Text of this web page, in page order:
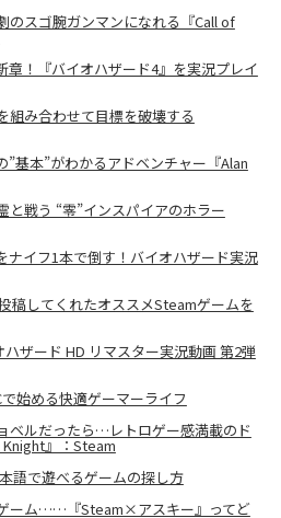
のスゴ腕ガンマンになれる『Call of
章！『バイオハザード4』を実況プレイ
組み合わせて目標を破壊する
基本”がわかるアドベンチャー『Alan
戦う “零”インスパイアのホラー
ナイフ1本で倒す！バイオハザード実況
稿してくれたオススメSteamゲームを
ザード HD リマスター実況動画 第2弾
始める快適ゲーマーライフ
ベルだったら…レトロゲー感満載のド
』：Steam
語で遊べるゲームの探し方
ーム……『Steam×アスキー』ってど